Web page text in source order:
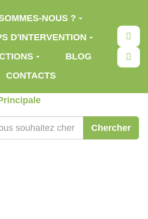
NOUS ?
D'INTERVENTION
BLOG
CONTACTS